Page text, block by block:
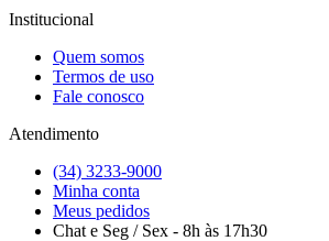
Institucional
Quem somos
Termos de uso
Fale conosco
Atendimento
(34) 3233-9000
Minha conta
Meus pedidos
Chat e Seg / Sex - 8h às 17h30